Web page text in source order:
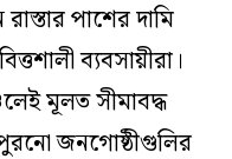
পাশের দামি
ব্যবসায়ীরা।
মূলত সীমাবদ্ধ
জনগোষ্ঠীগুলির